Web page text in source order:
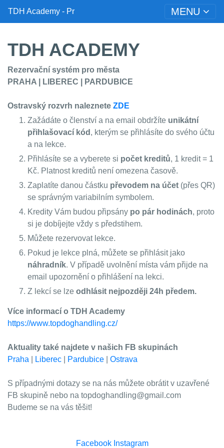
TDH Academy - Pr MENU
TDH ACADEMY
Rezervační systém pro města
PRAHA | LIBEREC | PARDUBICE
Ostravský rozvrh naleznete ZDE
Zažádáte o členství a na email obdržíte unikátní
přihlašovací kód , kterým se přihlásíte do svého účtu
a na lekce.
Přihlásíte se a vyberete si počet kreditů, 1 kredit = 1
Kč. Platnost kreditů není omezena časově.
Zaplatíte danou částku převodem na účet (přes QR)
se správným variabilním symbolem.
Kredity Vám budou připsány po pár hodinách, proto
si je dobíjejte vždy s předstihem.
Můžete rezervovat lekce.
Pokud je lekce plná, můžete se přihlásit jako
náhradník. V případě uvolnění místa vám přijde na
email upozornění o přihlášení na lekci.
Z lekcí se lze odhlásit nejpozději 24h předem.
Více informací o TDH Academy
https://www.topdoghandling.cz/
Aktuality také najdete v našich FB skupinách
Praha
Liberec Pardubice Ostrava
S případnými dotazy se na nás můžete obrátit v uzavřené
FB skupině nebo na topdoghandling@gmail.com
Budeme se na vás těšit!
Facebook Instagram